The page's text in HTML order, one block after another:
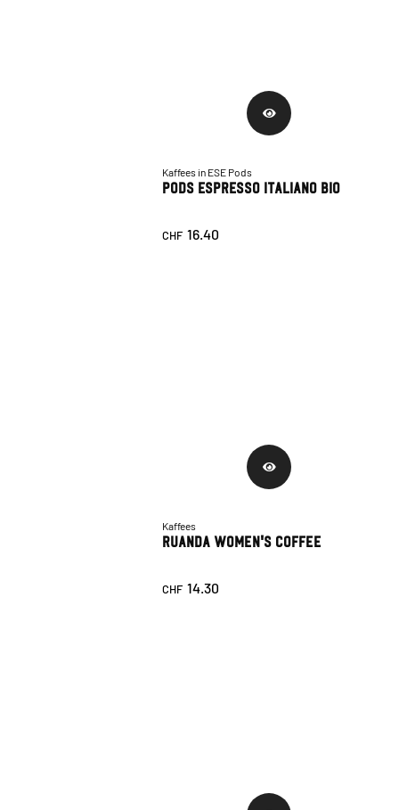
Kaffees in ESE Pods
Pods Espresso Italiano Bio
CHF 16.40
Kaffees
Ruanda Women's Coffee
CHF 14.30